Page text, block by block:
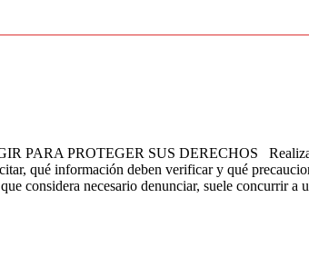
PROTEGER SUS DERECHOS Realizar
qué información deben verificar y qué
considera necesario denunciar, suele concurrir